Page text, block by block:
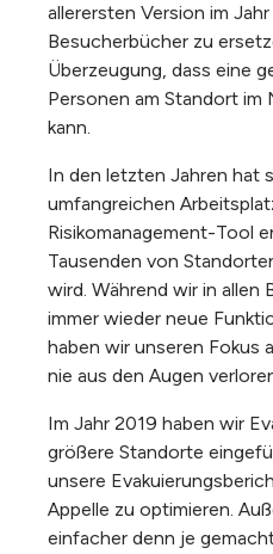
allerersten Version im
Besucherbücher zu
Überzeugung, dass eine
Personen am Standort
kann.
In den letzten Jahren hat
umfangreichen
Risikomanagement-Tool
Tausenden von
wird. Während wir in allen
immer wieder neue
haben wir unseren Fokus
nie aus den Augen
Im Jahr 2019 haben wir
größere Standorte
unsere
Appelle zu optimieren.
einfacher denn je